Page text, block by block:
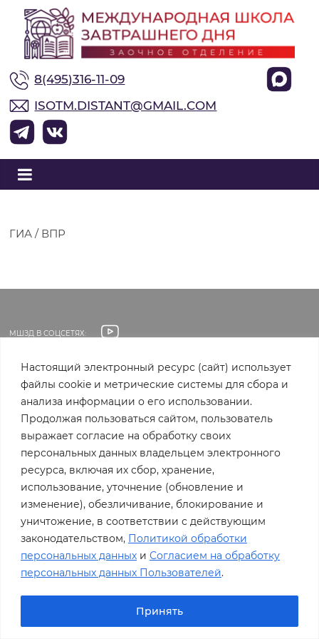
Настоящий электронный ресурс (сайт) использует
файлы cookie и метрические системы для сбора и
анализа информации о его использовании.
Продолжая пользоваться сайтом, пользователь
выражает согласие на обработку своих
персональных данных владельцем электронного
ресурса, включая их сбор, хранение,
использование, уточнение (обновление и
изменение), обезличивание, блокирование и
уничтожение, в соответствии с действующим
законодательством, Политикой обработки
персональных данных и Согласием на обработку
персональных данных Пользователей.
Принять
М
е
ж
д
у
р
о
д
н
а
я
ш
к
8(495)316-11-09
ISOTM.DISTANT@GMAIL.COM
ГИА / ВПР
МШЗД В СОЦСЕТЯХ:
ЗАЩИЩЕНЫ
ПОЛИТИКА КОНФИДЕНЦИАЛЬНОСТИ